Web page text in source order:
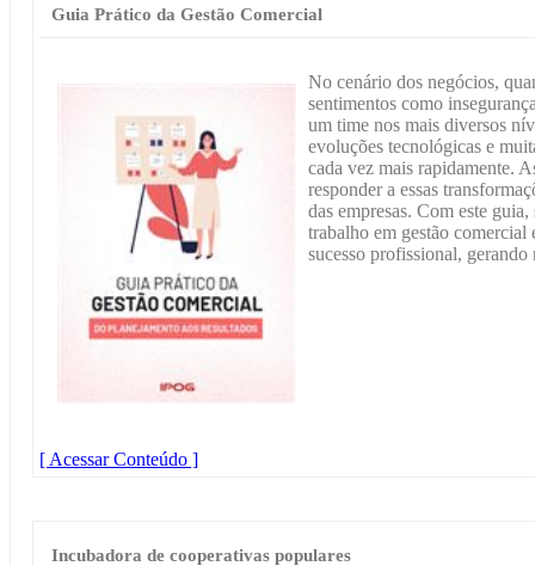
Guia Prático da Gestão Comercial
No cenário dos negócios,
sentimentos como
um time nos mais diversos
evoluções tecnológicas e
cada vez mais rapidamente.
responder a essas
das empresas. Com este
trabalho em gestão comercial
sucesso profissional, gerando
[ Acessar Conteúdo ]
Incubadora de cooperativas populares